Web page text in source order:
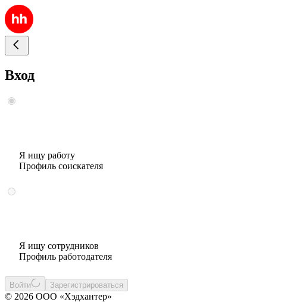
Вход
Я ищу работу
Профиль соискателя
Я ищу сотрудников
Профиль работодателя
Войти Зарегистрироваться
© 2026 ООО «Хэдхантер»